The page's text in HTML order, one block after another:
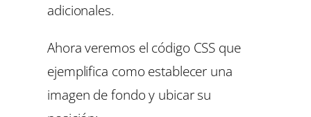
adicionales.
Ahora veremos el código CSS que
ejemplifica como establecer una
imagen de fondo y ubicar su